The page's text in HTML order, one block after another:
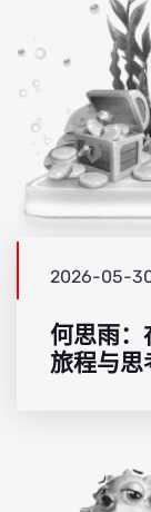
2026-05-
何思雨：
旅程与思